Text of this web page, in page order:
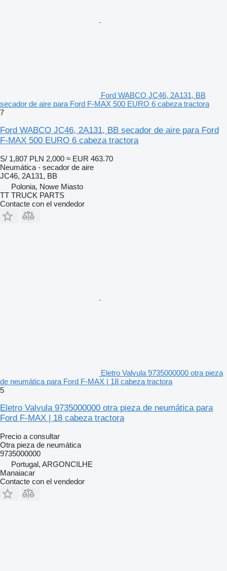
Ford WABCO JC46, 2A131, BB
secador de aire para Ford F-MAX 500 EURO 6 cabeza tractora
7
Ford WABCO JC46, 2A131, BB secador de aire para Ford
F-MAX 500 EURO 6 cabeza tractora
S/ 1,807 PLN 2,000 ≈ EUR 463.70
Neumática - secador de aire
JC46, 2A131, BB
Polonia, Nowe Miasto
TT TRUCK PARTS
Contacte con el vendedor
Eletro Valvula 9735000000 otra pieza
de neumática para Ford F-MAX | 18 cabeza tractora
5
Eletro Valvula 9735000000 otra pieza de neumática para
Ford F-MAX | 18 cabeza tractora
Precio a consultar
Otra pieza de neumática
9735000000
Portugal, ARGONCILHE
Manaiacar
Contacte con el vendedor